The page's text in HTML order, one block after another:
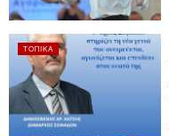
ΤΟΠΙΚΆ